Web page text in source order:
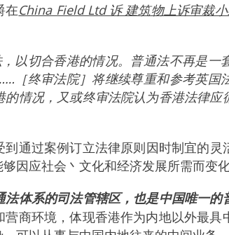
在China Field Ltd 诉 建筑物上诉审裁小
以切合香港的情况。普通法不再是
［终审法院］将继续尊重和参考英国
情况，又或终审法院认为香港法律
到通过案例订立法律原则因时制宜的
因应社会丶文化和经济发展所需而变
体系的司法管辖区，也是中国唯一的
商环境，体现香港作为内地以外最